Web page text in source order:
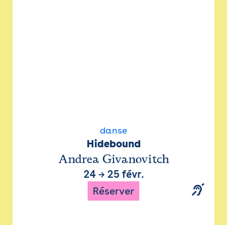
danse
Hidebound
Andrea Givanovitch
24→ 25 févr.
Réserver